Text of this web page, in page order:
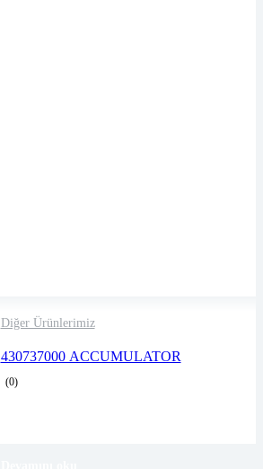
Diğer Ürünlerimiz
430737000 ACCUMULATOR
(0)
2 years warranty
Delivery time: 1-2 business days